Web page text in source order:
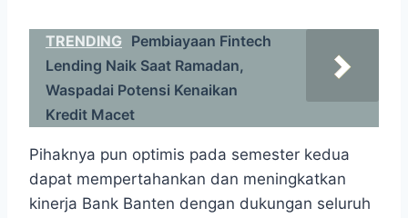
TRENDING Pembiayaan Fintech
Lending Naik Saat Ramadan,
Waspadai Potensi Kenaikan
Kredit Macet
Pihaknya pun optimis pada semester kedua
dapat mempertahankan dan meningkatkan
kinerja Bank Banten dengan dukungan seluruh